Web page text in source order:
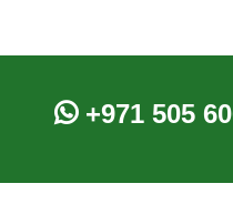
+971 505